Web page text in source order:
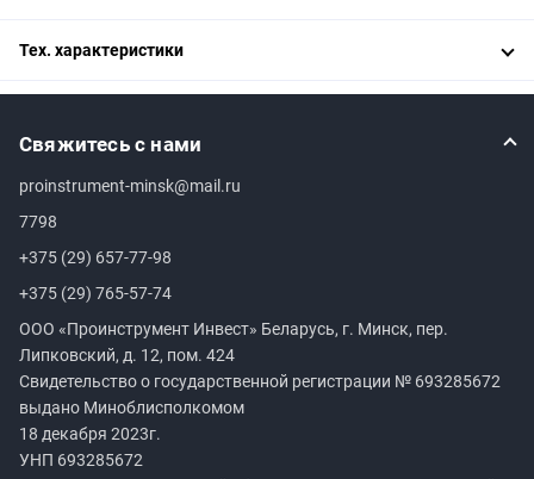
Тех. характеристики
Свяжитесь с нами
proinstrument-minsk@mail.ru
7798
+375 (29) 657-77-98
+375 (29) 765-57-74
ООО «Проинструмент Инвест» Беларусь, г. Минск, пер.
Липковский, д. 12, пом. 424
Свидетельство о государственной регистрации № 693285672
выдано Миноблисполкомом
18 декабря 2023г.
УНП 693285672